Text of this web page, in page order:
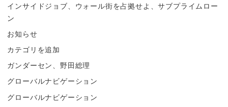
インサイドジョブ、ウォール街を占拠せよ、サブプライムロー
ン
お知らせ
カテゴリを追加
ガンダーセン、野田総理
グローバルナビゲーション
グローバルナビゲーション